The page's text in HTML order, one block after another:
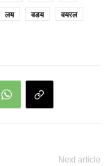
लय वडय वयरल
Next article